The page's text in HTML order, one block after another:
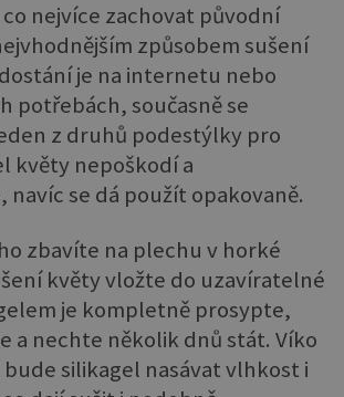
nejvíce zachovat původní
způsobem sušení
je na internetu nebo
potřebách, současně se
z druhů podestýlky pro
květy nepoškodí a
navíc se dá použít opakovaně.
zbavíte na plechu v horké
květy vložte do uzavíratelné
je kompletně prosypte,
a nechte několik dnů stát. Víko
silikagel nasávat vlhkost i